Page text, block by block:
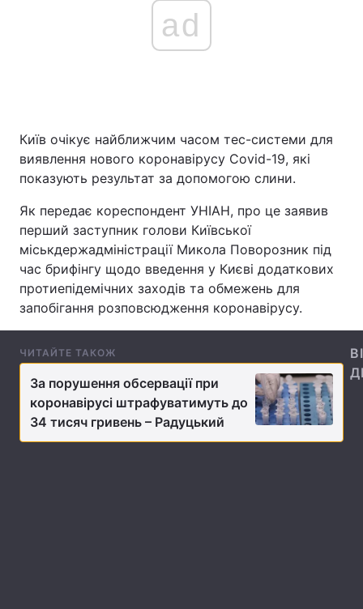
Головна Війна
Україна Політика
Економіка Світ
Спорт Наука
Зброя
Здоров'я Туризм
Цікавинки Погода
ad
Київ очікує найближчим часом тес-системи для
виявлення нового коронавірусу Covid-19, які
показують результат за допомогою слини.
Як передає кореспондент УНІАН, про це заявив
перший заступник голови Київської
міськдержадміністрації Микола Поворозник під
час брифінгу щодо введення у Києві додаткових
протиепідемічних заходів та обмежень для
запобігання розповсюдження коронавірусу.
ЧИТАЙТЕ ТАКОЖ
За порушення обсервації при
коронавірусі штрафуватимуть до
34 тисяч гривень – Радуцький